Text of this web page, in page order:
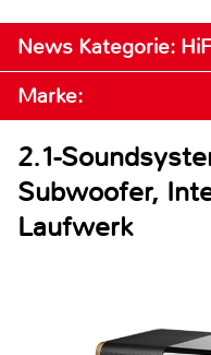
News Kategorie:
Marke:
2.1-
Subwoofer,
Laufwerk